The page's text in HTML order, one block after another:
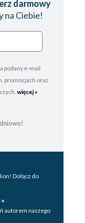
darmowy
na Ciebie!
podany e-mail
promocjach oraz
więcej »
Dołącz do
autorem naszego